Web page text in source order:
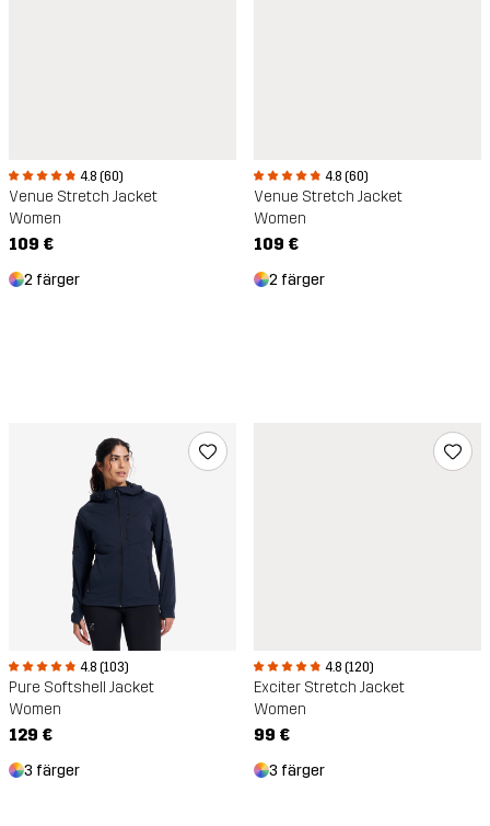
4.8 (60)
Venue Stretch Jacket
Women
109 €
2 färger
4.8 (60)
Venue Stretch Jacket
Women
109 €
2 färger
4.8 (103)
Pure Softshell Jacket
Women
129 €
3 färger
4.8 (120)
Exciter Stretch Jacket
Women
99 €
3 färger